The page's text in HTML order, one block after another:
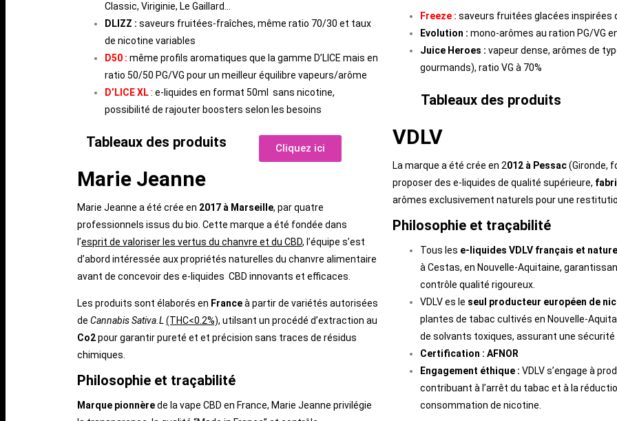
Classic, Viriginie, Le Gaillard…
DLIZZ : saveurs fruitées-fraîches, même ratio 70/30 et taux
de nicotine variables
D50 : même profils aromatiques que la gamme D’LICE mais en
ratio 50/50 PG/VG pour un meilleur équilibre vapeurs/arôme
D’LICE XL: e-liquides en format 50ml sans nicotine,
possibilité de rajouter boosters selon les besoins
Tableaux des produits Cliquez ici
Marie Jeanne
Marie Jeanne a été crée en 2017 à Marseille, par quatre
professionnels issus du bio. Cette marque a été fondée dans
l’esprit de valoriser les vertus du chanvre et du CBD, l’équipe s’est
d’abord intéressée aux propriétés naturelles du chanvre alimentaire
avant de concevoir des e-liquides CBD innovants et efficaces.
Les produits sont élaborés en Franceà partir de variétés autorisées
de Cannabis Sativa.L (THC<0.2%), utilsant un procédé d’extraction au
Co2pour garantir pureté et et précision sans traces de résidus
chimiques.
Philosophie et traçabilité
Marque pionnèrede la vape CBD en France, Marie Jeanne privilégie
Freeze : saveurs fruitées glacées
Evolution : mono-arômes au ration PG/VG
Juice Heroes : vapeur dense, arômes de
gourmands), ratio VG à 70%
Tableaux des produits
VDLV
La marque a été crée en 2012 à Pessac(Gironde,
proposer des e-liquides de qualité supérieure,
arômes exclusivement naturels pour une
Philosophie et traçabilité
Tous les e-liquides VDLV français et
à Cestas, en Nouvelle-Aquitaine,
contrôle qualité rigoureux.
VDLV es le seul producteur européen de
plantes de tabac cultivés en Nouvelle-
de solvants toxiques, assurant une
Certification : AFNOR
Engagement éthique : VDLV s’engage à
contribuant à l’arrêt du tabac et à la
consommation de nicotine.